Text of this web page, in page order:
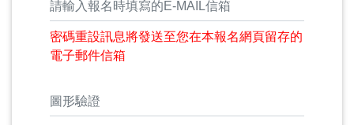
密碼重設訊息將發送至您在本報名網頁留存的
電子郵件信箱